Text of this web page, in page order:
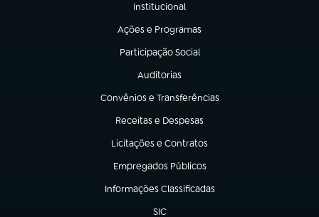
Institucional
(abre em nova aba)
Ações e Programas
(abre em nova aba)
Participação Social
(abre em nova aba)
Auditorias
(abre em nova aba)
Convênios e Transferências
(abre em nova aba)
Receitas e Despesas
(abre em nova aba)
Licitações e Contratos
(abre em nova aba)
Empregados Públicos
(abre em nova aba)
Informações Classificadas
(abre em nova aba)
SIC